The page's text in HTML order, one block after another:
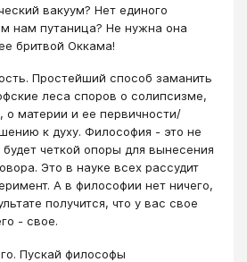
вакуум? Нет единого
нам путаница? Не нужна она
бритвой Оккама!
Простейший способ заманить
леса споров о солипсизме,
о материи и ее первичности/
к духу. Философия - это не
четкой опоры для вынесения
Это в науке всех рассудит
А в философии нет ничего,
получится, что у вас свое
- свое.
Пускай философы